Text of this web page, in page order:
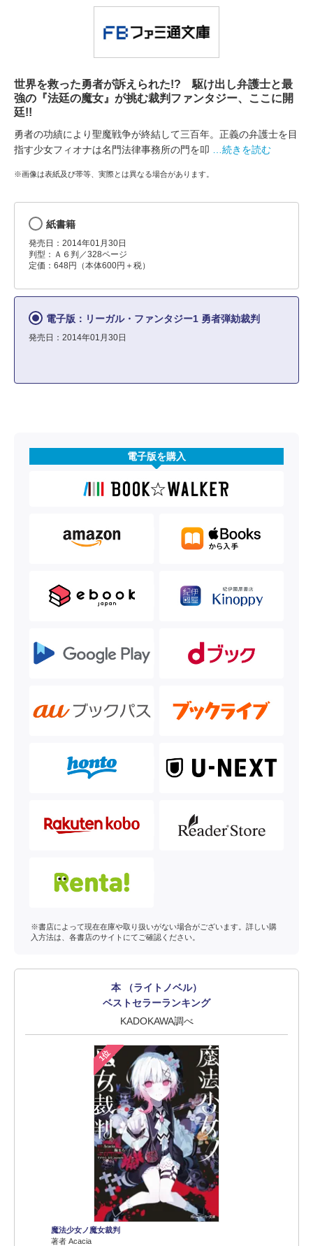
世界を救った勇者が訴えられた!? 駆け出し弁護士と最
強の『法廷の魔女』が挑む裁判ファンタジー、ここに開
廷!!
勇者の功績により聖魔戦争が終結して三百年。正義の弁護士を目
指す少女フィオナは名門法律事務所の門を叩
…続きを読む
※画像は表紙及び帯等、実際とは異なる場合があります。
紙書籍
発売日：2014年01月30日
判型：Ａ６判／328ページ
定価：648円（本体600円＋税）
電子版：リーガル・ファンタジー1 勇者弾劾裁判
発売日：2014年01月30日
電子版を購入
※書店によって現在在庫や取り扱いがない場合がございます。詳しい購
入方法は、各書店のサイトにてご確認ください。
本 （ライトノベル）
ベストセラーランキング
KADOKAWA調べ
1位
魔法少女ノ魔女裁判
著者 Acacia